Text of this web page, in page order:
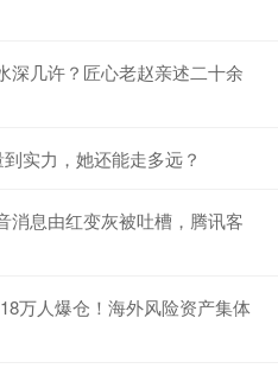
深几许？匠心老赵亲述二十余
实力，她还能走多远？
消息由红变灰被吐槽，腾讯客
万人爆仓！海外风险资产集体